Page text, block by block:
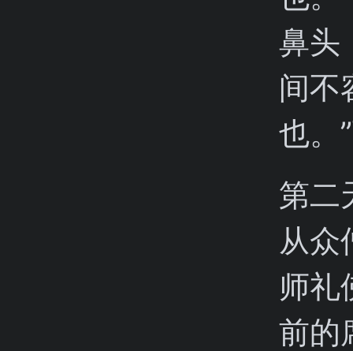
鼻头
间不
也。
第二
从众
师礼
前